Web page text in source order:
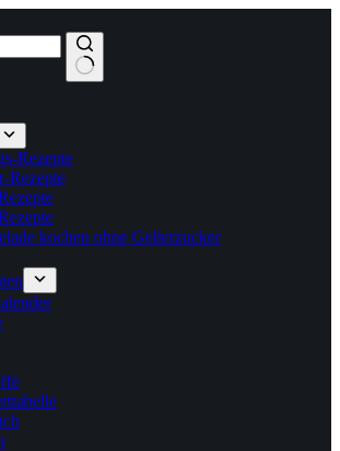
Rezepte
Rezepte
kochen ohne Gelierzucker